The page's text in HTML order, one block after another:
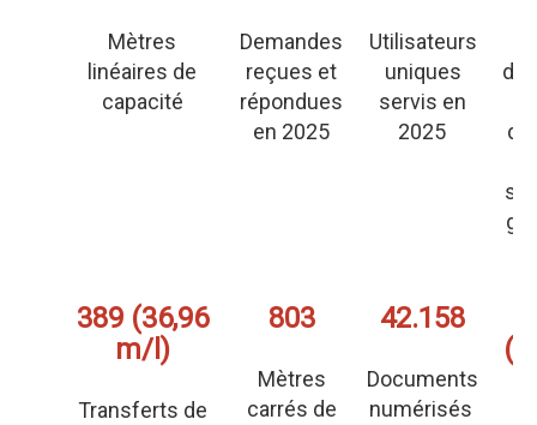
Mètres
linéaires de
capacité
Demandes
reçues et
répondues
en 2025
Utilisateurs
uniques
servis en
2025
389 (36,96
m/l)
Transferts de
803
Mètres
carrés de
42.158
Documents
numérisés